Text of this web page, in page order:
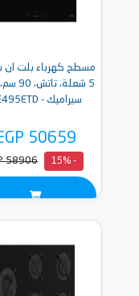
مسطح كهرباء بلت ان
5 شعلة،
سيراميك - SE495ETD
50659
- 15%
58906